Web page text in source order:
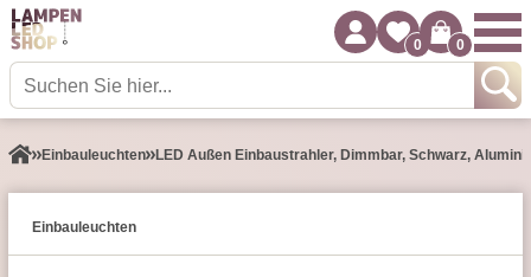
0 0
Einbauleuchten LED Außen Einbaustrahler, Dimmbar, Schwarz,
Einbauleuchten